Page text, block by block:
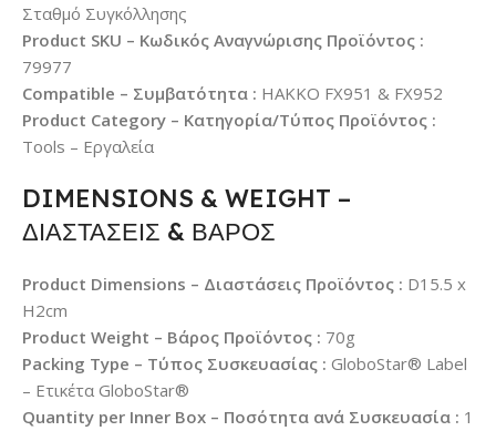
Σταθμό Συγκόλλησης
Product SKU – Κωδικός Αναγνώρισης Προϊόντος :
79977
Compatible – Συμβατότητα : HAKKO FX951 & FX952
Product Category – Κατηγορία/Τύπος Προϊόντος :
Tools – Εργαλεία
DIMENSIONS & WEIGHT –
ΔΙΑΣΤΑΣΕΙΣ & ΒΑΡΟΣ
Product Dimensions – Διαστάσεις Προϊόντος : D15.5 x
H2cm
Product Weight – Βάρος Προϊόντος : 70g
Packing Type – Τύπος Συσκευασίας : GloboStar® Label
– Ετικέτα GloboStar®
Quantity per Inner Box – Ποσότητα ανά Συσκευασία : 1